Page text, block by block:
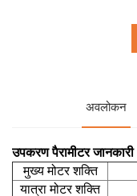
अवलोकन
उपकरण पैरामीटर जानकारी
मुख्य मोटर शक्ति
यात्रा मोटर शक्ति